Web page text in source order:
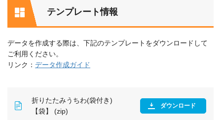
テンプレート情報
データを作成する際は、下記のテンプレートをダウンロードして
ご利用ください。
リンク： データ作成ガイド
折りたたみうちわ(袋付き)
【袋】 (zip)
ダウンロード